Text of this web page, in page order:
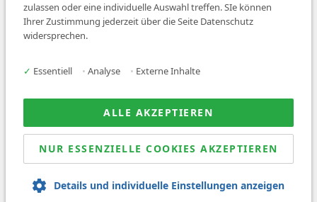
Job finden
Über uns
News
© 2026 Sanovetis. All rights reserved.
zulassen oder eine individuelle Auswahl treffen. SIe können
Ihrer Zustimmung jederzeit über die Seite Datenschutz
widersprechen.
✓ Essentiell • Analyse • Externe Inhalte
ALLE AKZEPTIEREN
NUR ESSENZIELLE COOKIES AKZEPTIEREN
Details und individuelle Einstellungen anzeigen